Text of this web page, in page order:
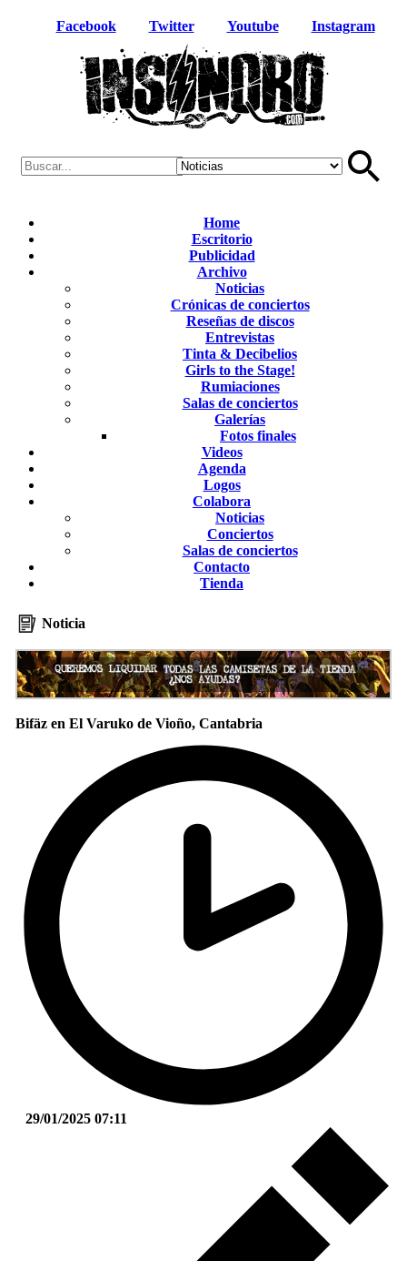
Facebook Twitter Youtube Instagram
Home
Escritorio
Publicidad
Archivo
Noticias
Crónicas de conciertos
Reseñas de discos
Entrevistas
Tinta & Decibelios
Girls to the Stage!
Rumiaciones
Salas de conciertos
Galerías
Fotos finales
Videos
Agenda
Logos
Colabora
Noticias
Conciertos
Salas de conciertos
Contacto
Tienda
Noticia
Bifäz en El Varuko de Vioño, Cantabria
29/01/2025 07:11